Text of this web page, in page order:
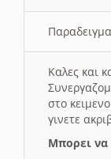
Καλες και
στο
γινετε
Μπορει να